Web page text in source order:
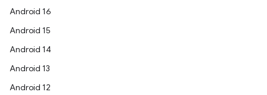
Android 16
Android 15
Android 14
Android 13
Android 12